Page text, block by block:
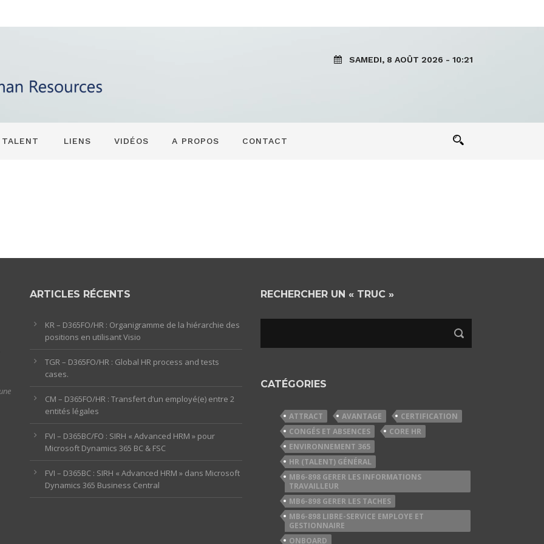
SAMEDI, 8 AOÛT 2026 - 10:21
LIENS VIDÉOS A PROPOS CONTACT
ARTICLES RÉCENTS
KR – D365FO/HR : Organigramme de la hiérarchie des
positions en utilisant Visio
TGR – D365FO/HR : Global HR process and tests
cases.
CM – D365FO/HR : Transfert d’un employé(e) entre 2
entités légales
FVI – D365BC/FO : SIRH « Advanced HRM » pour
Microsoft Dynamics 365 BC & FSC
FVI – D365BC : SIRH « Advanced HRM » dans Microsoft
Dynamics 365 Business Central
RECHERCHER UN « TRUC »
CATÉGORIES
ATTRACT AVANTAGE
CERTIFICATION
CONGÉS ET ABSENCES
CORE HR
ENVIRONNEMENT 365
HR (TALENT) GÉNÉRAL
MB6-898 GERER LES INFORMATIONS
TRAVAILLEUR
MB6-898 GERER LES TACHES
MB6-898 LIBRE-SERVICE EMPLOYE ET
GESTIONNAIRE
ONBOARD